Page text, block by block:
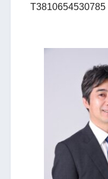
T3810654530785